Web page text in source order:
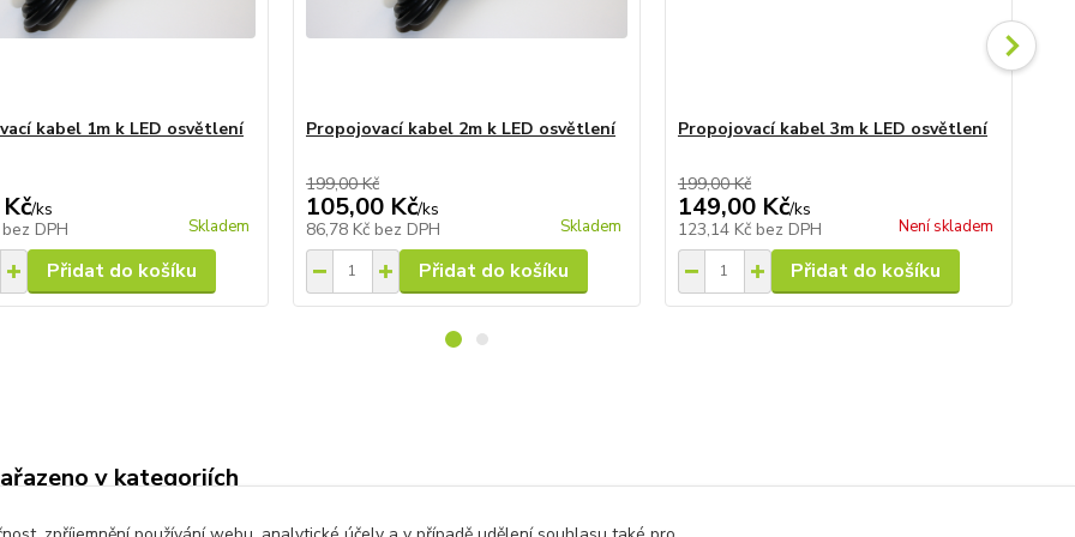
kabel 1m k LED osvětlení
/ks
bez DPH Skladem
Přidat do košíku
Propojovací kabel 2m k LED osvětlení
199,00 Kč
105,00 Kč/ks
86,78 Kč bez DPH Skladem
Přidat do košíku
Propojovací kabel 3m k LED osvětlení
199,00 Kč
149,00 Kč/ks
123,14 Kč bez DPH Není skladem
Přidat do košíku
v kategoriích
terasy a Kulaté LED osvětlení Neutrální bílá